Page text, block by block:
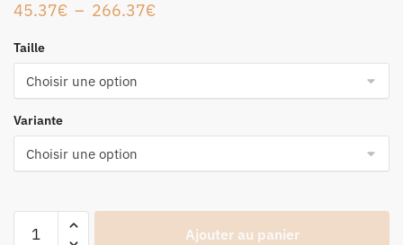
45.37€ – 266.37€
Taille
Variante
Ajouter au panier